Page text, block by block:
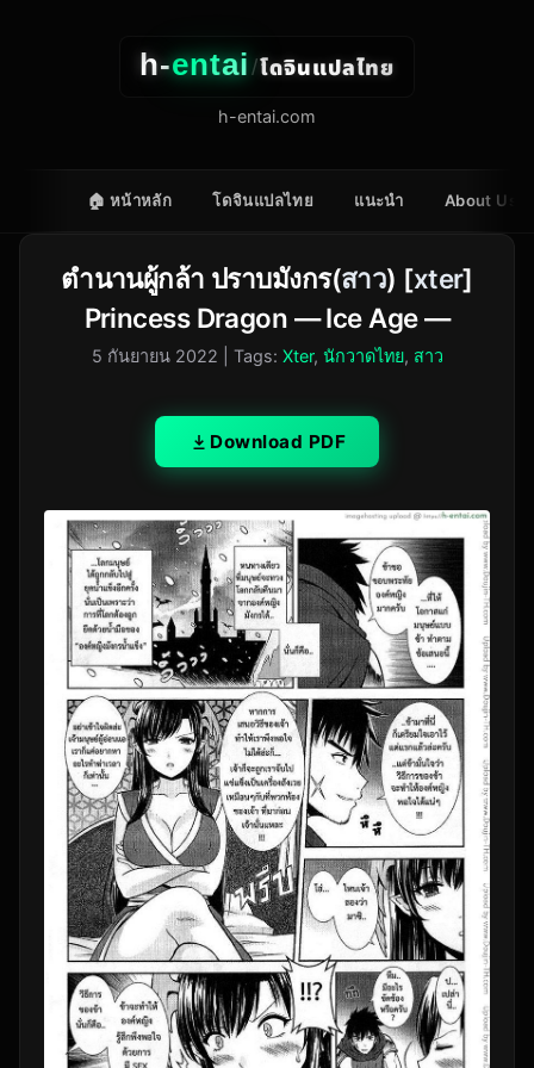
h-entai/โดจินแปลไทย
h-entai.com
🏠 หน้าหลัก โดจินแปลไทย แนะนำ About Us
ตำนานผู้กล้า ปราบมังกร(สาว) [xter]
Princess Dragon — Ice Age —
5 กันยายน 2022 | Tags: Xter, นักวาดไทย, สาว
Download PDF